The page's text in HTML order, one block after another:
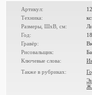
Артикул:
Техника:
Размеры, ШxВ, см:
Год:
Гравёр:
Рисовальщик:
Ключевые слова:
Также в рубриках: